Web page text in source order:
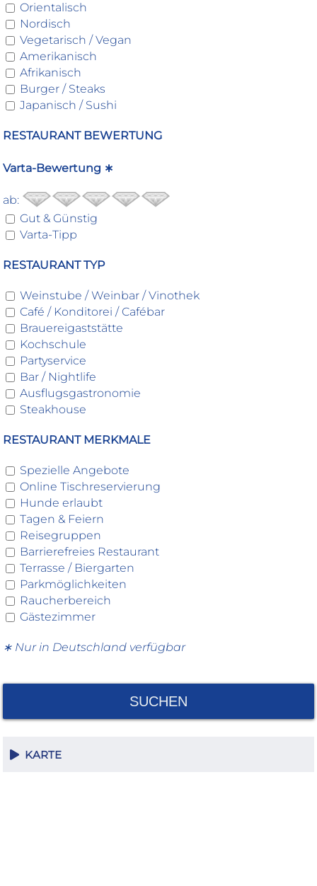
Orientalisch
Nordisch
Vegetarisch / Vegan
Amerikanisch
Afrikanisch
Burger / Steaks
Japanisch / Sushi
RESTAURANT BEWERTUNG
Varta-Bewertung ∗
ab:
Gut & Günstig
Varta-Tipp
RESTAURANT TYP
Weinstube / Weinbar / Vinothek
Café / Konditorei / Cafébar
Brauereigaststätte
Kochschule
Partyservice
Bar / Nightlife
Ausflugsgastronomie
Steakhouse
RESTAURANT MERKMALE
Spezielle Angebote
Online Tischreservierung
Hunde erlaubt
Tagen & Feiern
Reisegruppen
Barrierefreies Restaurant
Terrasse / Biergarten
Parkmöglichkeiten
Raucherbereich
Gästezimmer
∗ Nur in Deutschland verfügbar
SUCHEN
KARTE